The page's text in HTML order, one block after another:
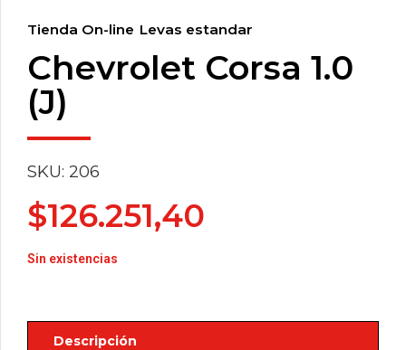
Tienda On-line Levas estandar
Chevrolet Corsa 1.0
(J)
SKU: 206
$126.251,40
Sin existencias
Descripción